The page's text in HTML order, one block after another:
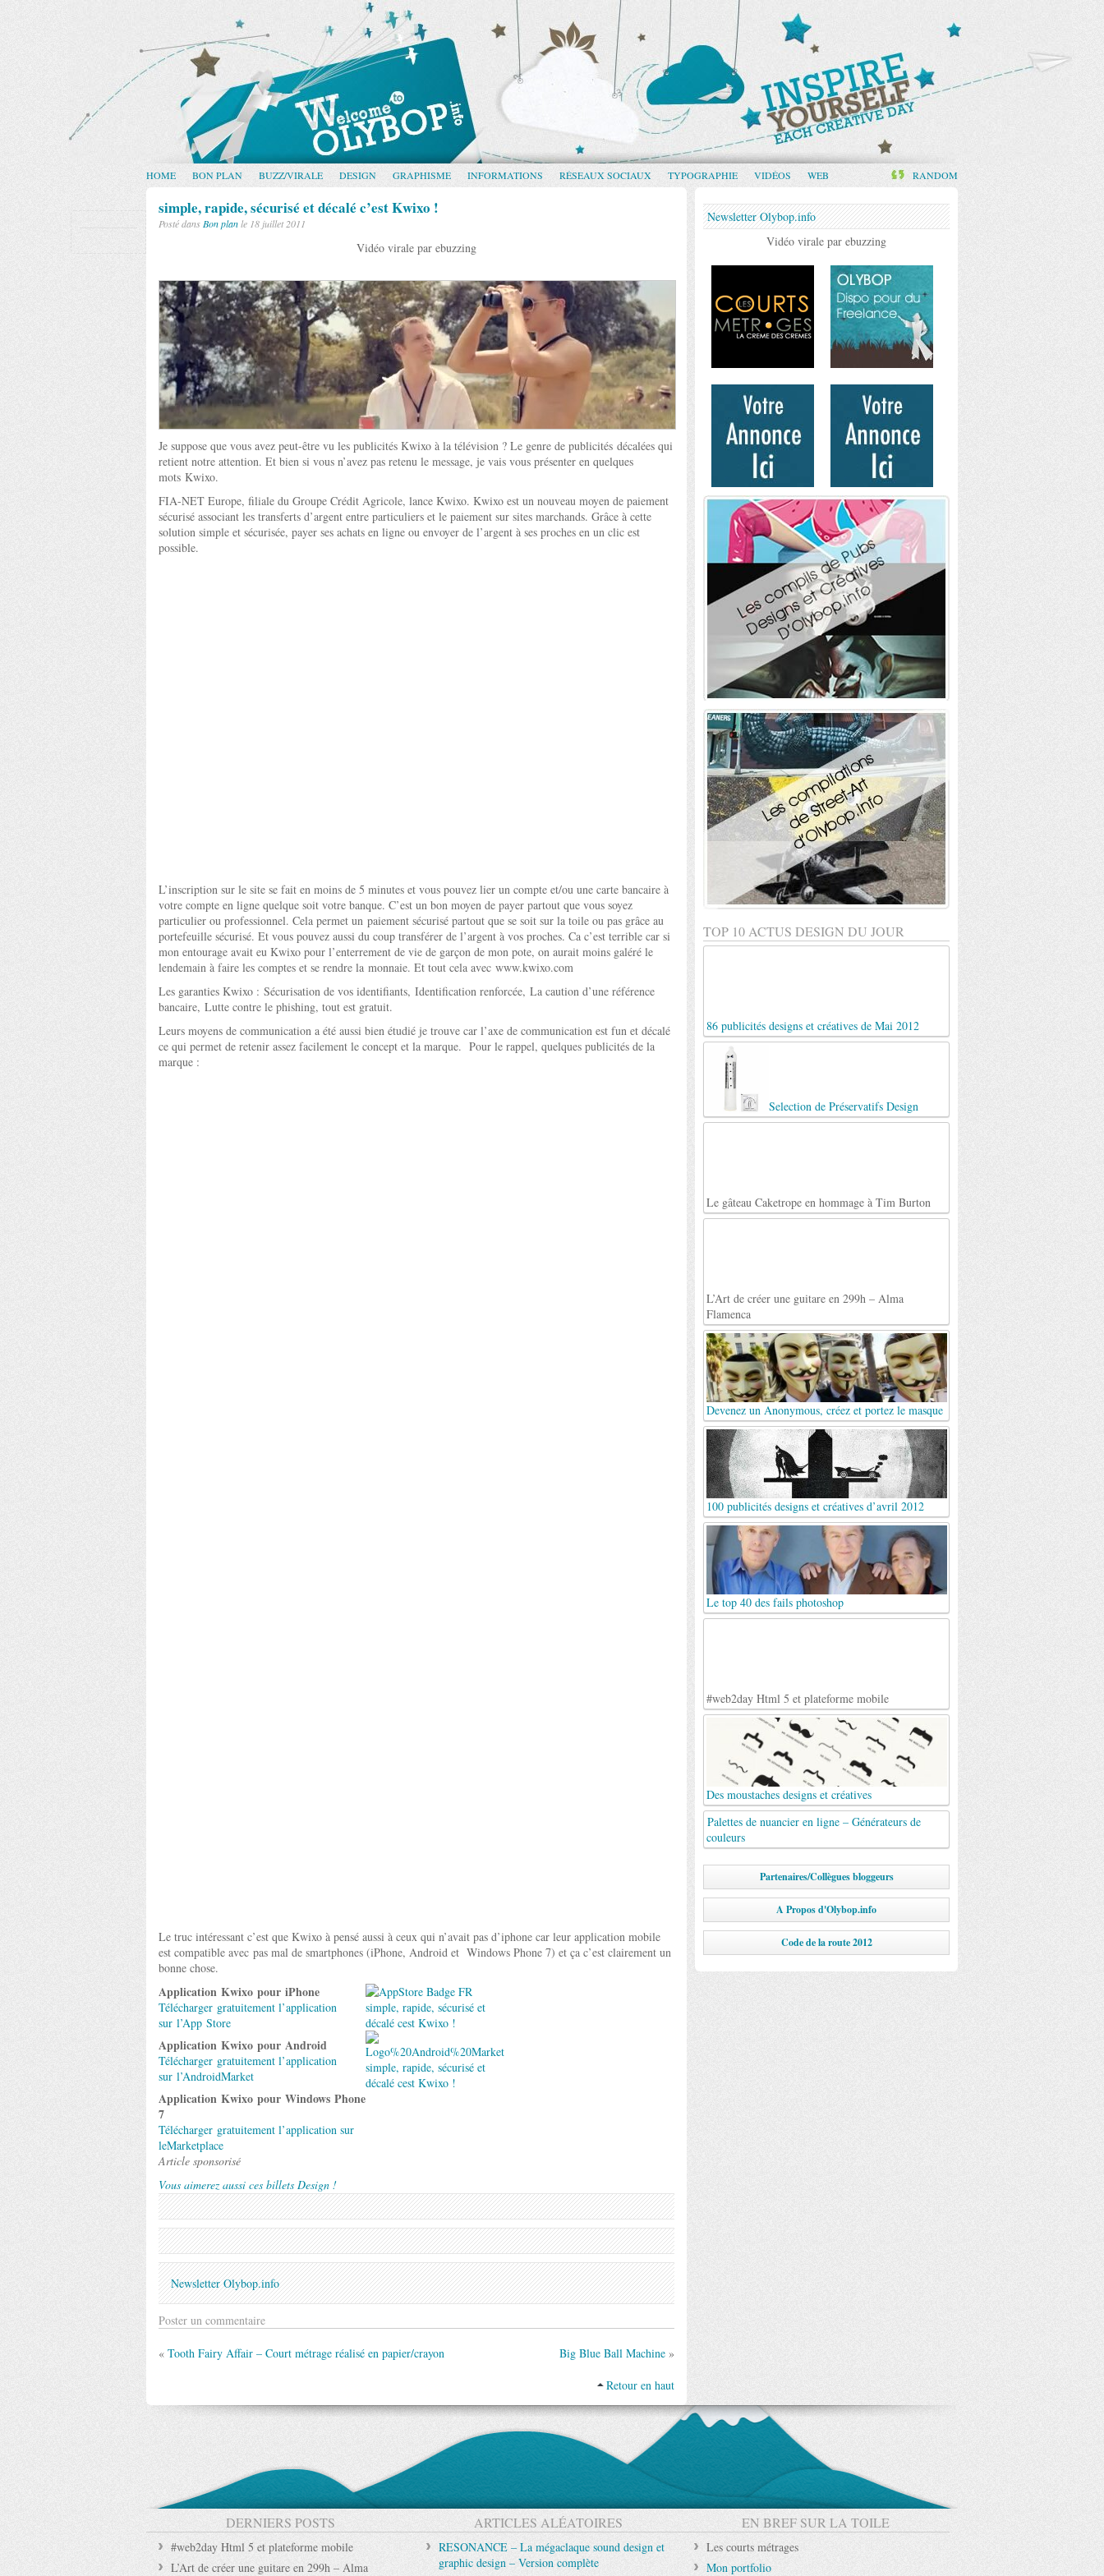
HOME BON PLAN BUZZ/VIRALE DESIGN GRAPHISME INFORMATIONS RÉSEAUX SOCIAUX TYPOGRAPHIE VIDÉOS WEB RANDOM
simple, rapide, sécurisé et décalé c’est Kwixo !
Posté dans Bon planle 18 juillet 2011
Vidéo virale par ebuzzing
Je suppose que vous avez peut-être vu les publicités Kwixo à la télévision ? Le genre de publicités décalées qui
retient notre attention. Et bien si vous n’avez pas retenu le message, je vais vous présenter en quelques
mots Kwixo.
FIA-NET Europe, filiale du Groupe Crédit Agricole, lance Kwixo. Kwixo est un nouveau moyen de paiement
sécurisé associant les transferts d’argent entre particuliers et le paiement sur sites marchands. Grâce à cette
solution simple et sécurisée, payer ses achats en ligne ou envoyer de l’argent à ses proches en un clic est
possible.
L’inscription sur le site se fait en moins de 5 minutes et vous pouvez lier un compte et/ou une carte bancaire à
votre compte en ligne quelque soit votre banque. C’est un bon moyen de payer partout que vous soyez
particulier ou professionnel. Cela permet un paiement sécurisé partout que se soit sur la toile ou pas grâce au
portefeuille sécurisé. Et vous pouvez aussi du coup transférer de l’argent à vos proches. Ca c’est terrible car si
mon entourage avait eu Kwixo pour l’enterrement de vie de garçon de mon pote, on aurait moins galéré le
lendemain à faire les comptes et se rendre la monnaie. Et tout cela avec www.kwixo.com
Les garanties Kwixo : Sécurisation de vos identifiants, Identification renforcée, La caution d’une référence
bancaire, Lutte contre le phishing, tout est gratuit.
Leurs moyens de communication a été aussi bien étudié je trouve car l’axe de communication est fun et décalé
ce qui permet de retenir assez facilement le concept et la marque. Pour le rappel, quelques publicités de la
marque :
Le truc intéressant c’est que Kwixo à pensé aussi à ceux qui n’avait pas d’iphone car leur application mobile
est compatible avec pas mal de smartphones (iPhone, Android et Windows Phone 7) et ça c’est clairement un
bonne chose.
Application Kwixo pour iPhone
Télécharger gratuitement l’application
sur l’App Store
Application Kwixo pour Android
Télécharger gratuitement l’application
sur l’AndroidMarket
Application Kwixo pour Windows Phone
7
Télécharger gratuitement l’application sur
leMarketplace
Article sponsorisé
Vous aimerez aussi ces billets Design !
Newsletter Olybop.info
Poster un commentaire
« Tooth Fairy Affair – Court métrage réalisé en papier/crayon Big Blue Ball Machine »
Retour en haut
Newsletter Olybop.info
Vidéo virale par ebuzzing
TOP 10 ACTUS DESIGN DU JOUR
86 publicités designs et créatives de Mai 2012
Selection de Préservatifs Design
Le gâteau Caketrope en hommage à Tim Burton
L’Art de créer une guitare en 299h – Alma
Flamenca
Devenez un Anonymous, créez et portez le masque
100 publicités designs et créatives d’avril 2012
Le top 40 des fails photoshop
#web2day Html 5 et plateforme mobile
Des moustaches designs et créatives
Palettes de nuancier en ligne – Générateurs de
couleurs
Partenaires/Collègues bloggeurs
A Propos d'Olybop.info
Code de la route 2012
DERNIERS POSTS
#web2day Html 5 et plateforme mobile
L’Art de créer une guitare en 299h – Alma
ARTICLES ALÉATOIRES
RESONANCE – La mégaclaque sound design et
graphic design – Version complète
EN BREF SUR LA TOILE
Les courts métrages
Mon portfolio